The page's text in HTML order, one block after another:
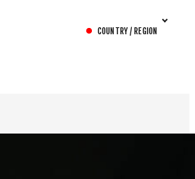
COUNTRY / REGION